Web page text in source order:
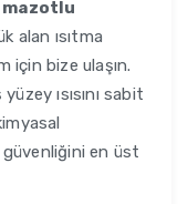
mazotlu
alan ısıtma
için bize ulaşın.
ısısını sabit
güvenliğini en üst